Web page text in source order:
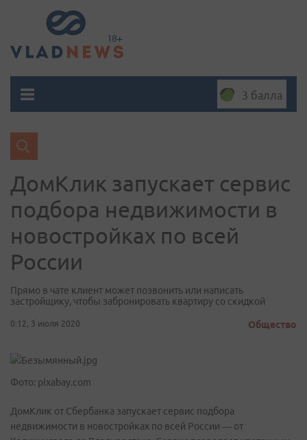
3 балла
ДомКлик запускает сервис
подбора недвижимости в
новостройках по всей
России
Прямо в чате клиент может позвонить или написать
застройщику, чтобы забронировать квартиру со скидкой
0:12, 3 июля 2020 Общество
Фото: pixabay.com
ДомКлик от Сбербанка запускает сервис подбора
недвижимости в новостройках по всей России — от